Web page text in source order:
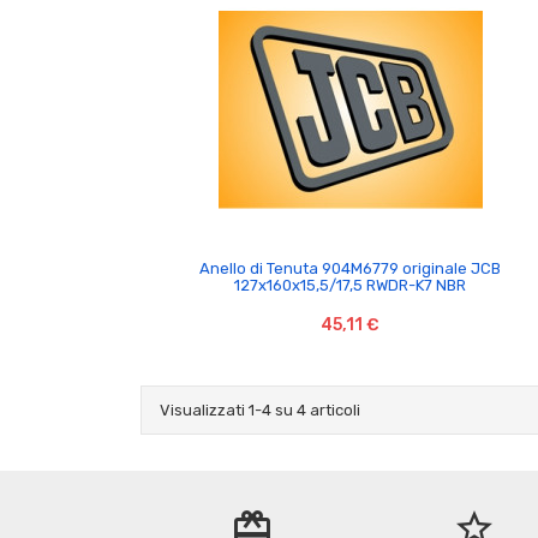

Anello di Tenuta 904M6779 originale JCB
127x160x15,5/17,5 RWDR-K7 NBR
45,11 €
Visualizzati 1-4 su 4 articoli
redeem star_border